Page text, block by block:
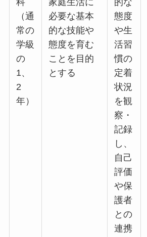
科
（通
常の
学級
の
1、
2
年）
家庭生活に
必要な基本
的な技能や
態度を育む
ことを目的
とする
的な
態度
や生
活習
慣の
定着
状況
を観
察・
記録
し、
自己
評価
や保
護者
との
連携